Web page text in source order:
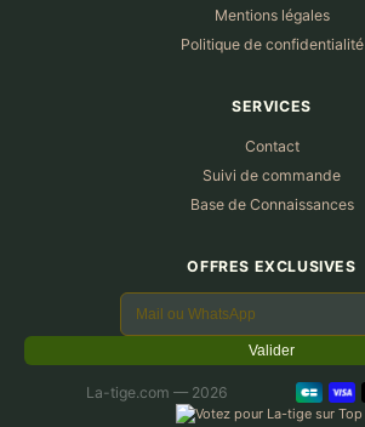
Mentions légales
Politique de confidentialité
SERVICES
Contact
Suivi de commande
Base de Connaissances
OFFRES EXCLUSIVES
Valider
La-tige.com — 2026